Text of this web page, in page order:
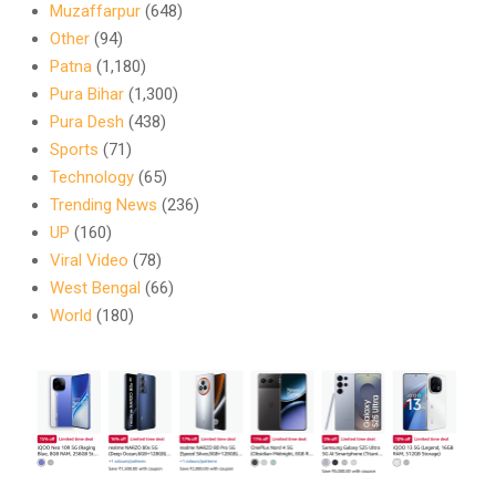
Muzaffarpur (648)
Other (94)
Patna (1,180)
Pura Bihar (1,300)
Pura Desh (438)
Sports (71)
Technology (65)
Trending News (236)
UP (160)
Viral Video (78)
West Bengal (66)
World (180)